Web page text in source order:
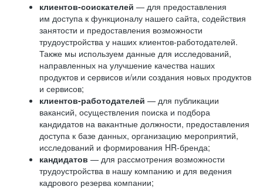
клиентов-соискателей — для предоставления
им доступа к функционалу нашего сайта, содействия
занятости и предоставления возможности
трудоустройства у наших клиентов-работодателей.
Также мы используем данные для исследований,
направленных на улучшение качества наших
продуктов и сервисов и/или создания новых продуктов
и сервисов;
клиентов-работодателей — для публикации
вакансий, осуществления поиска и подбора
кандидатов на вакантные должности, предоставления
доступа к базе данных, организацию мероприятий,
исследований и формирования HR-бренда;
кандидатов — для рассмотрения возможности
трудоустройства в нашу компанию и для ведения
кадрового резерва компании;